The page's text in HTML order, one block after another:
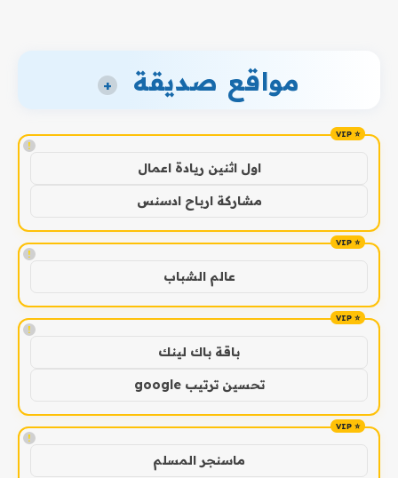
مواقع صديقة +
!
اول اثنين ريادة اعمال
مشاركة ارباح ادسنس
!
عالم الشباب
!
باقة باك لينك
تحسين ترتيب google
!
ماسنجر المسلم